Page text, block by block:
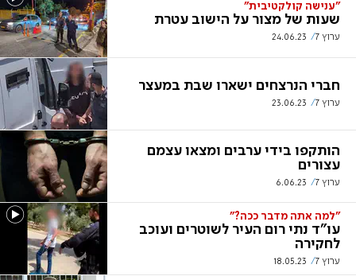
"ענישה קולקטיבית"
שעות של מצור על הישוב עטרת
ערוץ 7 24.06.23
חברי הנרצחים ישארו שבת במעצר
ערוץ 7 23.06.23
הותקפו בידי ערבים ומצאו עצמם
עצורים
ערוץ 7 6.06.23
"למה אתה מדבר ככה?"
עו"ד נתי רום העיר לשוטרים ועוכב
לחקירה
ערוץ 7 18.05.23